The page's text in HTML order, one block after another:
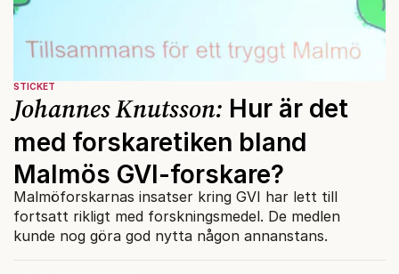
STICKET
Johannes Knutsson: Hur är det
med forskaretiken bland
Malmös GVI-forskare?
Malmöforskarnas insatser kring GVI har lett till
fortsatt rikligt med forskningsmedel. De medlen
kunde nog göra god nytta någon annanstans.